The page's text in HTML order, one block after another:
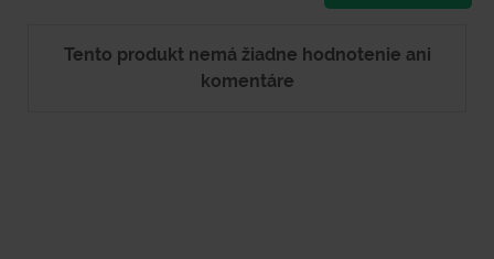
Tento produkt nemá žiadne hodnotenie ani
komentáre